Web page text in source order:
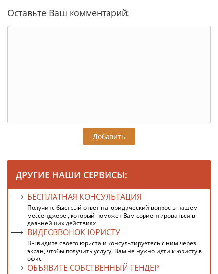
Оставьте Ваш комментарий:
Добавить
ДРУГИЕ НАШИ СЕРВИСЫ:
БЕСПЛАТНАЯ КОНСУЛЬТАЦИЯ
Получите быстрый ответ на юридический вопрос в нашем
мессенджере , который поможет Вам сориентироваться в
дальнейших действиях
ВИДЕОЗВОНОК ЮРИСТУ
Вы видите своего юриста и консультируетесь с ним через
экран, чтобы получить услугу, Вам не нужно идти к юристу в
офис
ОБЪЯВИТЕ СОБСТВЕННЫЙ ТЕНДЕР